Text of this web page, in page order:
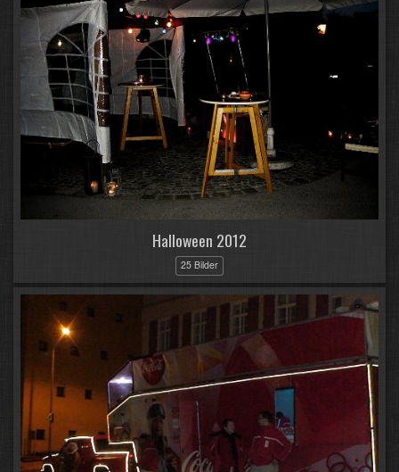
Halloween 2012
25 Bilder